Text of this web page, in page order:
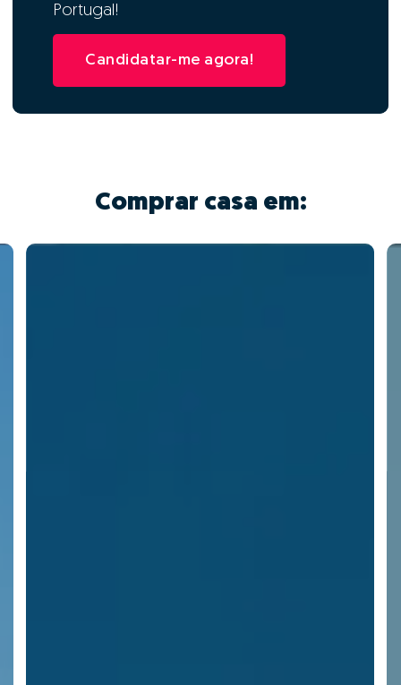
Portugal!
Candidatar-me agora!
Comprar casa em: